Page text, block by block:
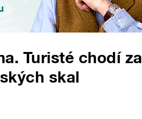
Turisté chodí za
skal